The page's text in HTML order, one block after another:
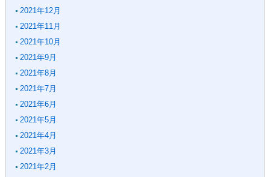
2021年12月
2021年11月
2021年10月
2021年9月
2021年8月
2021年7月
2021年6月
2021年5月
2021年4月
2021年3月
2021年2月